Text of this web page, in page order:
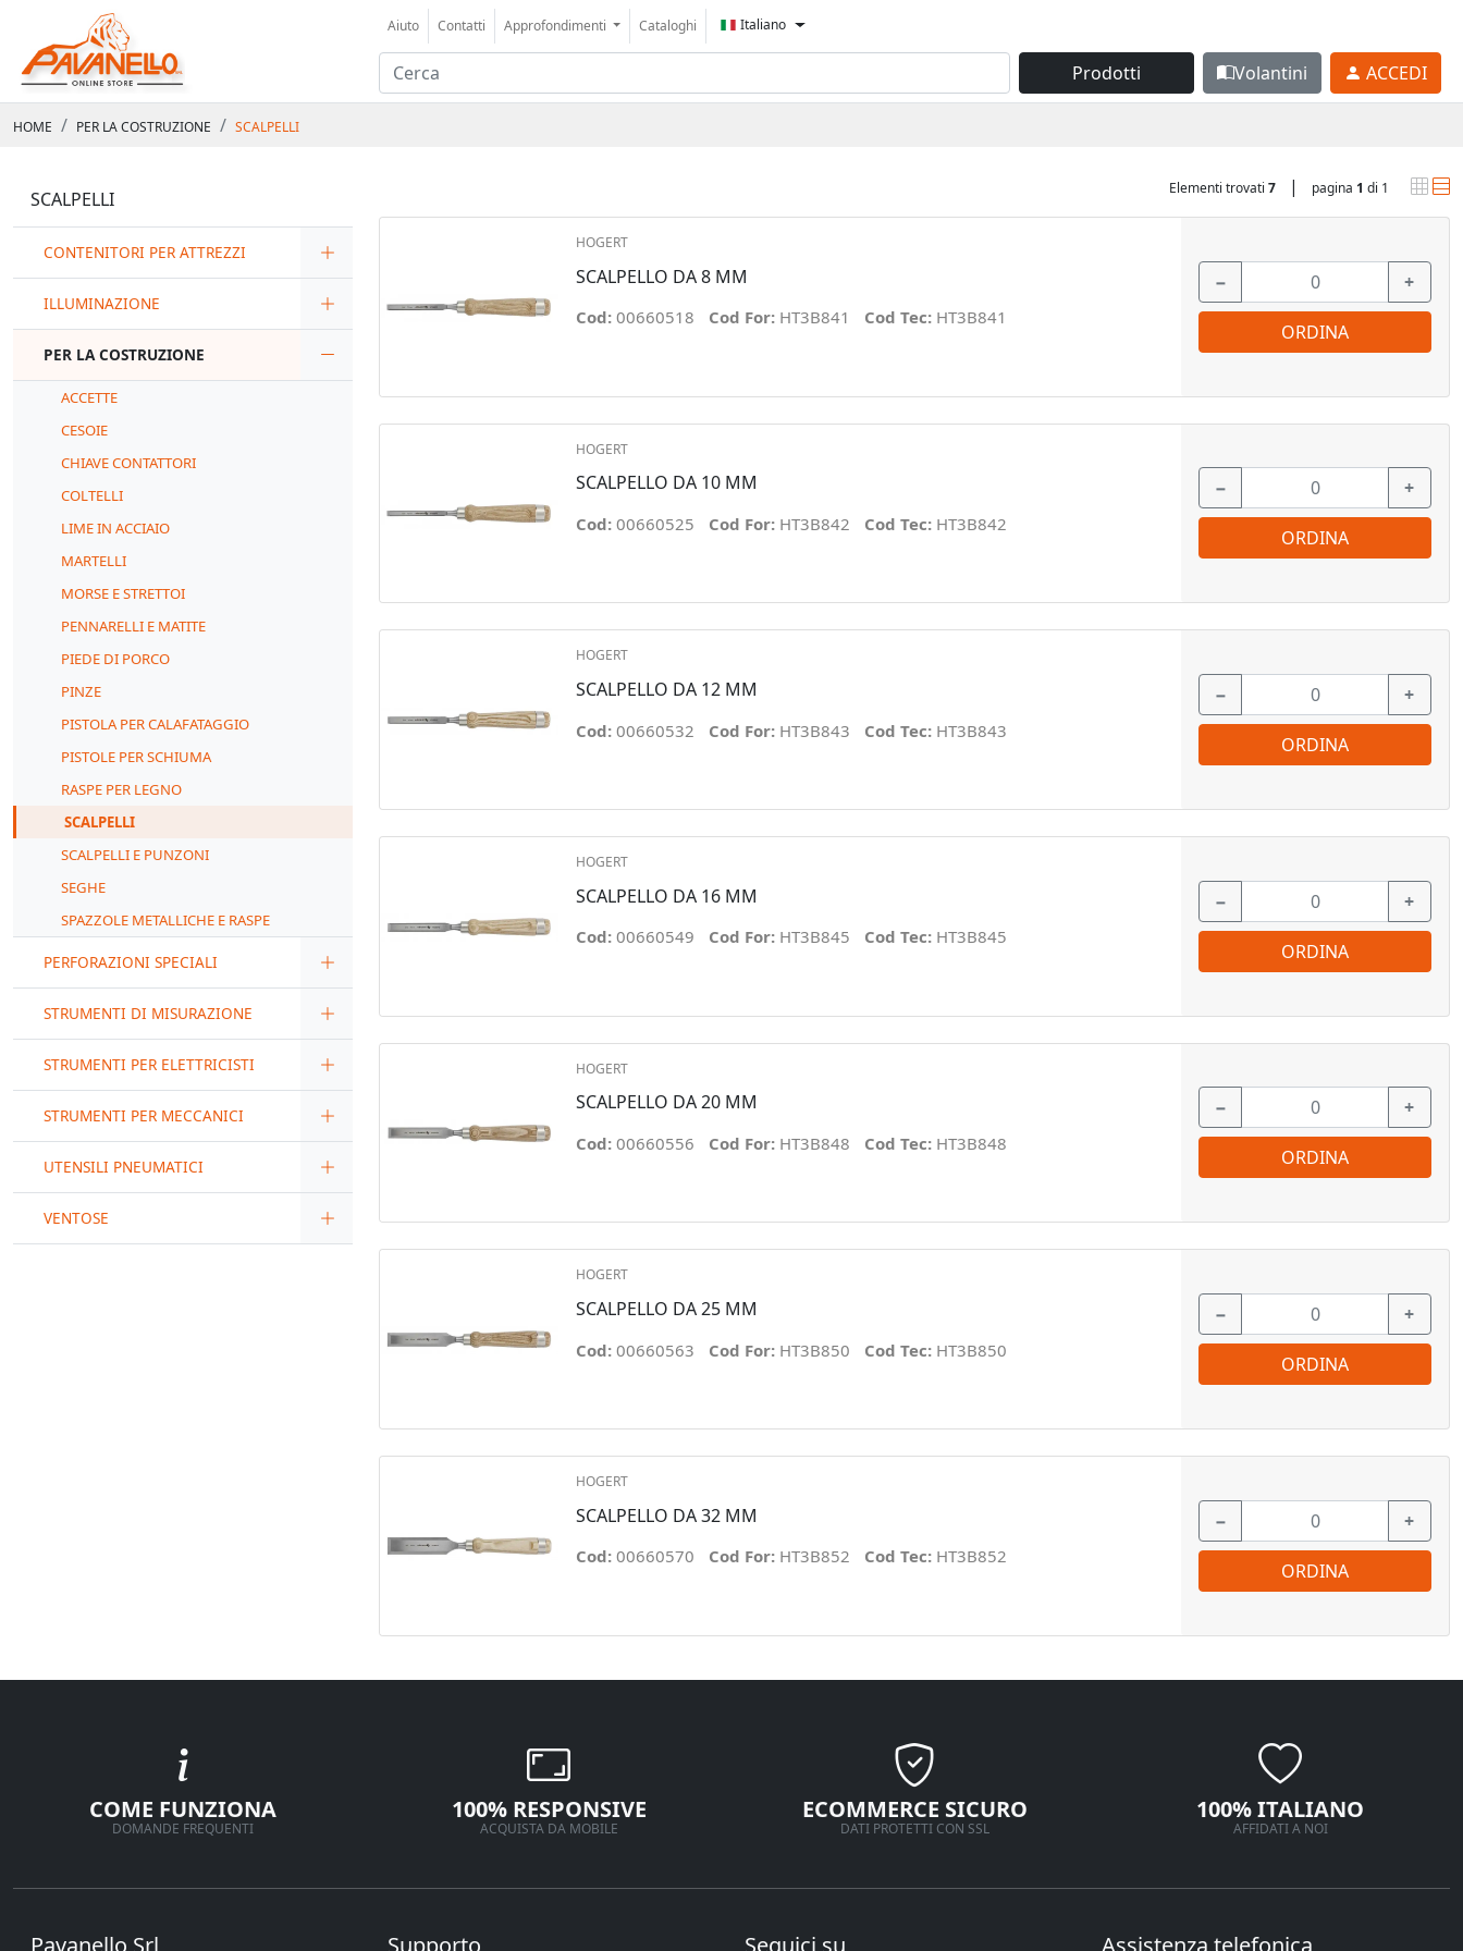
Aiuto Contatti Approfondimenti Cataloghi Italiano
Prodotti Volantini ACCEDI
HOME PER LA COSTRUZIONE SCALPELLI
SCALPELLI
CONTENITORI PER ATTREZZI
ILLUMINAZIONE
PER LA COSTRUZIONE
ACCETTE
CESOIE
CHIAVE CONTATTORI
COLTELLI
LIME IN ACCIAIO
MARTELLI
MORSE E STRETTOI
PENNARELLI E MATITE
PIEDE DI PORCO
PINZE
PISTOLA PER CALAFATAGGIO
PISTOLE PER SCHIUMA
RASPE PER LEGNO
SCALPELLI
SCALPELLI E PUNZONI
SEGHE
SPAZZOLE METALLICHE E RASPE
PERFORAZIONI SPECIALI
STRUMENTI DI MISURAZIONE
STRUMENTI PER ELETTRICISTI
STRUMENTI PER MECCANICI
UTENSILI PNEUMATICI
VENTOSE
Elementi trovati 7 | pagina 1 di 1
HOGERT
SCALPELLO DA 8 MM
Cod: 00660518 Cod For: HT3B841 Cod Tec: HT3B841
− +
ORDINA
HOGERT
SCALPELLO DA 10 MM
Cod: 00660525 Cod For: HT3B842 Cod Tec: HT3B842
− +
ORDINA
HOGERT
SCALPELLO DA 12 MM
Cod: 00660532 Cod For: HT3B843 Cod Tec: HT3B843
− +
ORDINA
HOGERT
SCALPELLO DA 16 MM
Cod: 00660549 Cod For: HT3B845 Cod Tec: HT3B845
− +
ORDINA
HOGERT
SCALPELLO DA 20 MM
Cod: 00660556 Cod For: HT3B848 Cod Tec: HT3B848
− +
ORDINA
HOGERT
SCALPELLO DA 25 MM
Cod: 00660563 Cod For: HT3B850 Cod Tec: HT3B850
− +
ORDINA
HOGERT
SCALPELLO DA 32 MM
Cod: 00660570 Cod For: HT3B852 Cod Tec: HT3B852
− +
ORDINA
COME FUNZIONA
DOMANDE FREQUENTI
100% RESPONSIVE
ACQUISTA DA MOBILE
ECOMMERCE SICURO
DATI PROTETTI CON SSL
100% ITALIANO
AFFIDATI A NOI
Pavanello Srl Supporto Seguici su Assistenza telefonica